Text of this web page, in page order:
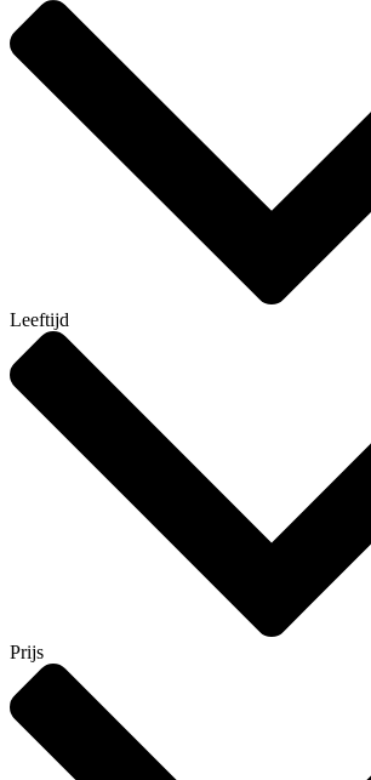
Leeftijd
Prijs